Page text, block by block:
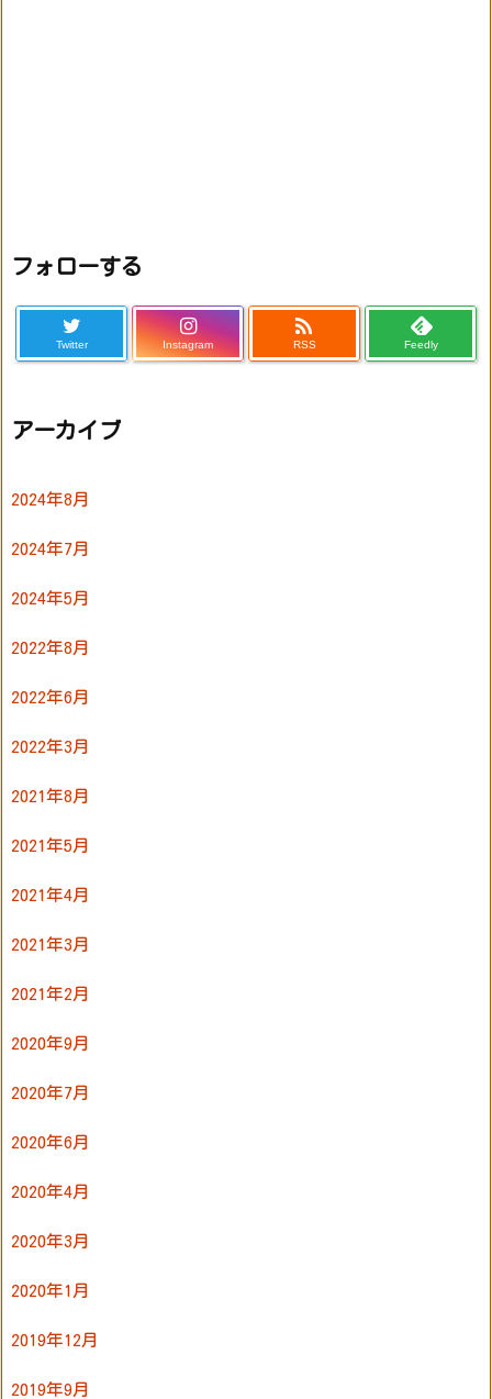
フォローする
Twitter Instagram

RSS Feedly
アーカイブ
2024年8月
2024年7月
2024年5月
2022年8月
2022年6月
2022年3月
2021年8月
2021年5月
2021年4月
2021年3月
2021年2月
2020年9月
2020年7月
2020年6月
2020年4月
2020年3月
2020年1月
2019年12月
2019年9月